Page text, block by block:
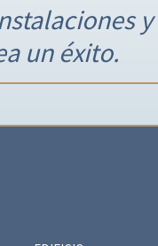
un éxito.